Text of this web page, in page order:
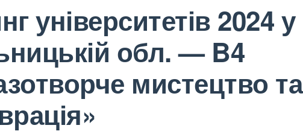
університетів 2024 у
обл. — B4
мистецтво та